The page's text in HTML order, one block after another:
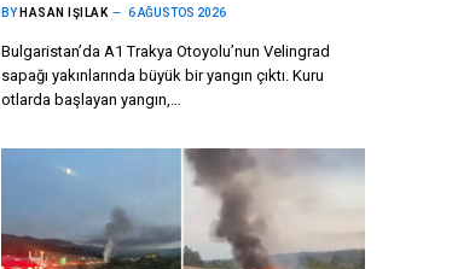
BY HASAN IŞILAK 6 AĞUSTOS 2026
Bulgaristan’da A1 Trakya Otoyolu’nun Velingrad
sapağı yakınlarında büyük bir yangın çıktı. Kuru
otlarda başlayan yangın,…